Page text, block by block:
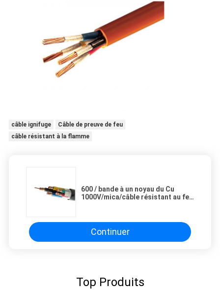
câble ignifuge
Câble de preuve de feu
câble résistant à la flamme
600 / bande à un noyau du Cu
1000V/mica/câble résistant au feu
Continuer
Top Produits